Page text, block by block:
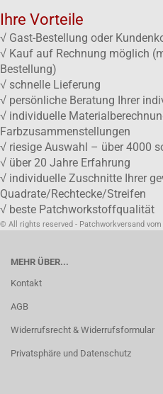
Ihre Vorteile
√ Gast-Bestellung oder
√ Kauf auf Rechnung möglich
Bestellung)
√ schnelle Lieferung
√ persönliche Beratung Ihrer
√ individuelle
Farbzusammenstellungen
√ riesige Auswahl – über 4000
√ über 20 Jahre Erfahrung
√ individuelle Zuschnitte Ihrer
Quadrate/Rechtecke/Streifen
√ beste Patchworkstoffqualität
© All rights reserved - Patchworkversand
MEHR ÜBER...
Kontakt
AGB
Widerrufsrecht & Widerrufsformular
Privatsphäre und Datenschutz